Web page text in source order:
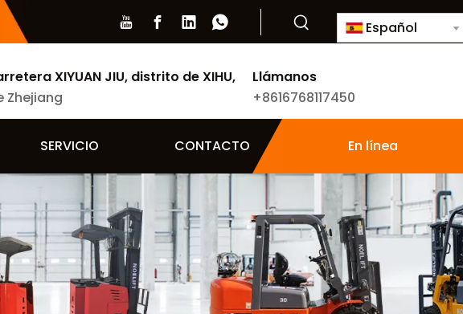
Español
XIYUAN JIU, distrito de XIHU,
Zhejiang
Llámanos
+8616768117450
SERVICIO CONTACTO En línea